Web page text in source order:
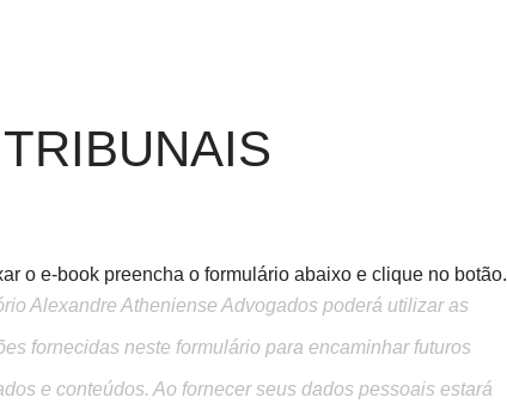
o e-book preencha o formulário abaixo e clique no botão.
Alexandre Atheniense Advogados poderá utilizar as
fornecidas neste formulário para encaminhar futuros
e conteúdos. Ao fornecer seus dados pessoais estará